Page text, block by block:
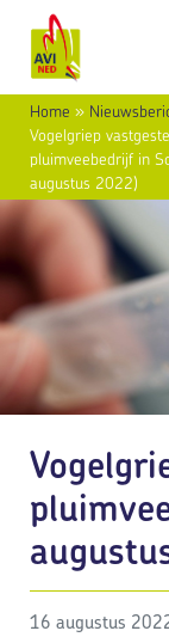
Home »
Vogelgriep
pluimveebedrijf in
augustus 2022)
16 augustus